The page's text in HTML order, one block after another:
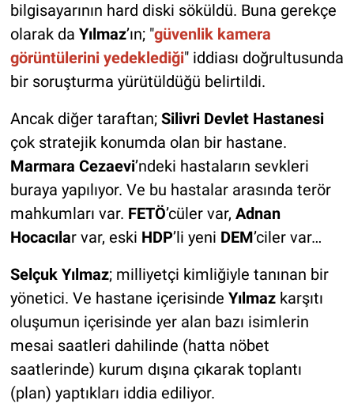
bilgisayarının hard diski söküldü. Buna gerekçe
olarak da Yılmaz’ın; "güvenlik kamera
görüntülerini yedeklediği" iddiası doğrultusunda
bir soruşturma yürütüldüğü belirtildi.
Ancak diğer taraftan; Silivri Devlet Hastanesi
çok stratejik konumda olan bir hastane.
Marmara Cezaevi’ndeki hastaların sevkleri
buraya yapılıyor. Ve bu hastalar arasında terör
mahkumları var. FETÖ’cüler var, Adnan
Hocacılar var, eski HDP’li yeni DEM’ciler var…
Selçuk Yılmaz; milliyetçi kimliğiyle tanınan bir
yönetici. Ve hastane içerisinde Yılmaz karşıtı
oluşumun içerisinde yer alan bazı isimlerin
mesai saatleri dahilinde (hatta nöbet
saatlerinde) kurum dışına çıkarak toplantı
(plan) yaptıkları iddia ediliyor.